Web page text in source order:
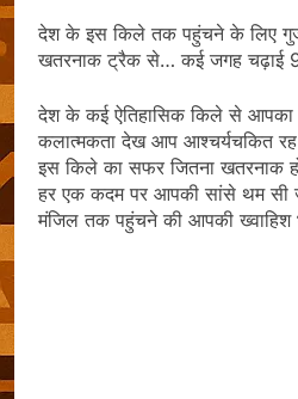
देश के इस किले तक पहुंचने के लिए
खतरनाक ट्रैक से… कई जगह चढ़ाई
देश के कई ऐतिहासिक किले से आपका
कलात्‍मकता देख आप आश्‍चर्यचकित
इस किले का सफर जितना खतरनाक
हर एक कदम पर आपकी सांसे थम सी
मंजिल तक पहुंचने की आपकी ख्‍वाहिश